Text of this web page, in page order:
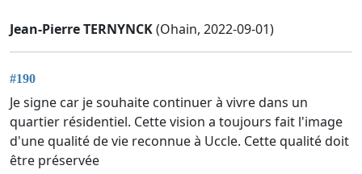
Jean-Pierre TERNYNCK(Ohain, 2022-09-01)
#190
Je signe car je souhaite continuer à vivre dans un
quartier résidentiel. Cette vision a toujours fait l'image
d'une qualité de vie reconnue à Uccle. Cette qualité doit
être préservée